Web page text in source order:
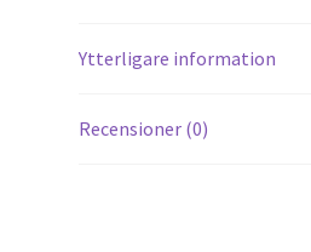
Ytterligare information
Recensioner (0)